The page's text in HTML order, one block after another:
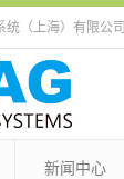
（上海）有限公司
新闻中心